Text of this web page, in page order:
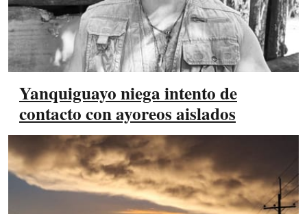
Yanquiguayo niega intento de
contacto con ayoreos aislados